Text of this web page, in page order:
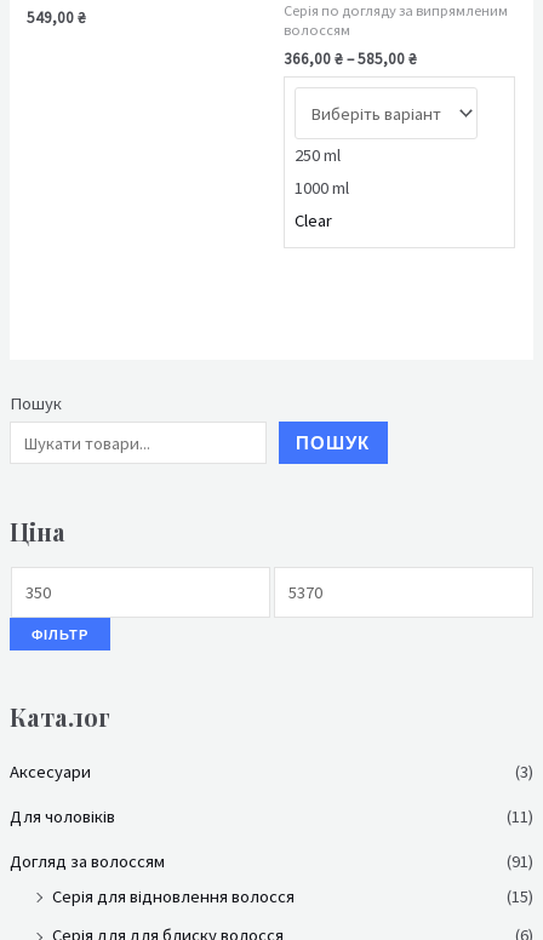
Пошук
ПОШУК
Ціна
ФІЛЬТР
Каталог
Аксесуари (3)
Для чоловіків (11)
Догляд за волоссям
(91)
Серія для відновлення волосся
(15)
Серія для для блиску волосся
(6)
549,00₴
Серія по догляду за випрямленим
волоссям
366,00₴–585,00₴
250 ml
1000 ml
Clear